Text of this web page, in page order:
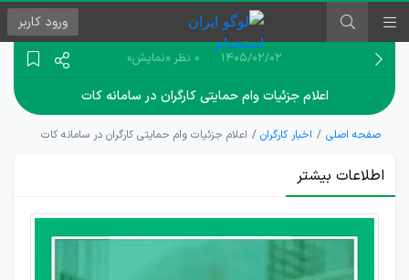
ورود کاربر
۱۴۰۵/۰۲/۰۲ 0 نظر «نمایش»
اعلام جزئیات وام حمایتی کارگران در سامانه کات
صفحه اصلی اخبار کارگران اعلام جزئیات وام حمایتی کارگران در سامانه کات
اطلاعات بیشتر
اعطای